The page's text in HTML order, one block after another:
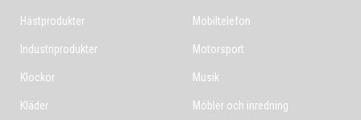
Hästprodukter
Industriprodukter
Klockor
Kläder
Mobiltelefon
Motorsport
Musik
Möbler och inredning